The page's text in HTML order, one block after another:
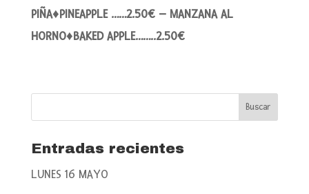
PIÑA♦PINEAPPLE ……2.50€ – MANZANA AL
HORNO♦BAKED APPLE……..2.50€
Entradas recientes
LUNES 16 MAYO